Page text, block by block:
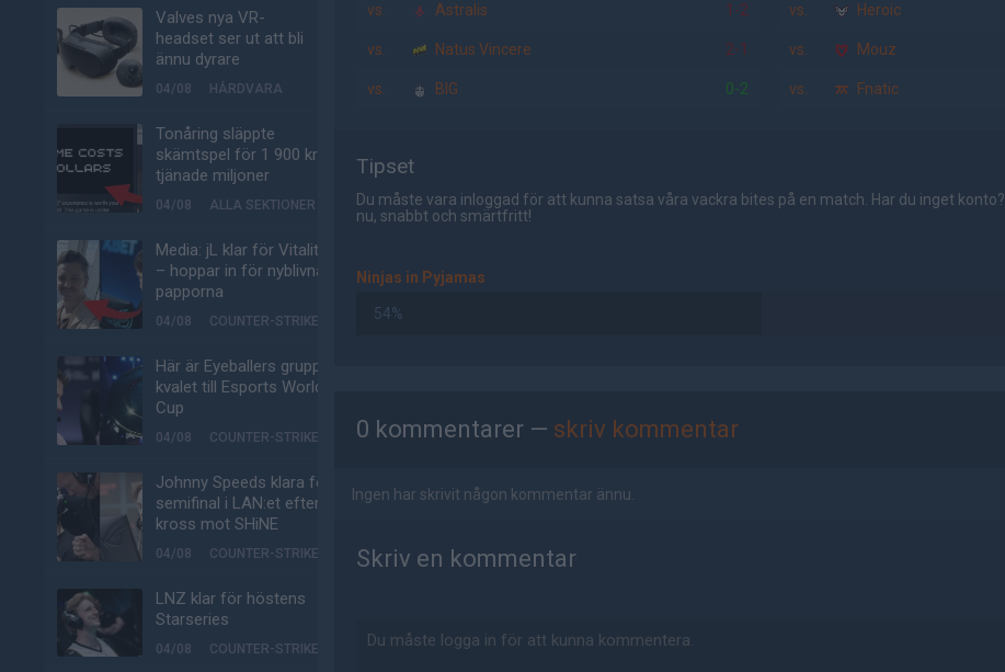
Valves nya VR-
headset ser ut att bli
ännu dyrare
04/08 HÅRDVARA
Tonåring släppte
skämtspel för 1 900 kr –
tjänade miljoner
04/08 ALLA SEKTIONER
Media: jL klar för Vitality
– hoppar in för nyblivna
papporna
04/08 COUNTER-STRIKE
Här är Eyeballers grupp i
kvalet till Esports World
Cup
04/08 COUNTER-STRIKE
Johnny Speeds klara för
semifinal i LAN:et efter
kross mot SHiNE
04/08 COUNTER-STRIKE
LNZ klar för höstens
Starseries
04/08 COUNTER-STRIKE
vs. Astralis 1-2
vs. Natus Vincere 2-1
vs. BIG 0-2
vs. Heroic
vs. Mouz
vs. Fnatic
Tipset
Du måste vara inloggad för att kunna satsa våra vackra bites på en match. Har du inget konto?
nu, snabbt och smärtfritt!
Ninjas in Pyjamas
54%
0 kommentarer — skriv kommentar
Ingen har skrivit någon kommentar ännu.
Skriv en kommentar